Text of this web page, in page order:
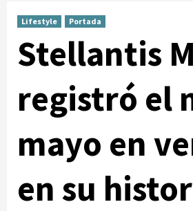
Lifestyle Portada
Stellantis
registró el
mayo en
en su